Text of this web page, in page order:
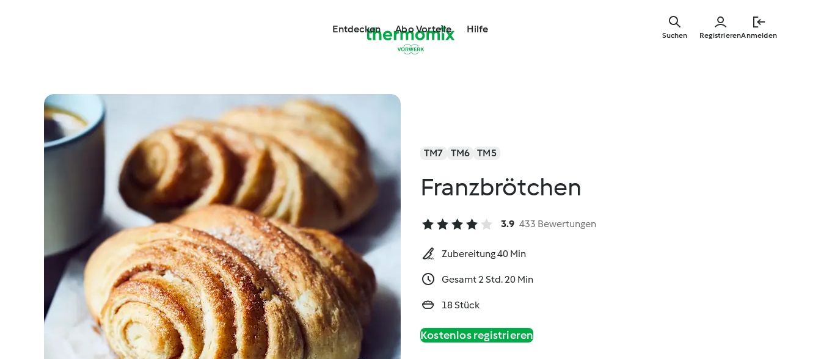
Entdecken Abo Vorteile Hilfe
RegistrierenAnmelden
Suchen
TM7 TM6 TM5
Franzbrötchen
3.9 433 Bewertungen
Zubereitung 40 Min
Gesamt 2 Std. 20 Min
18 Stück
Kostenlos registrieren